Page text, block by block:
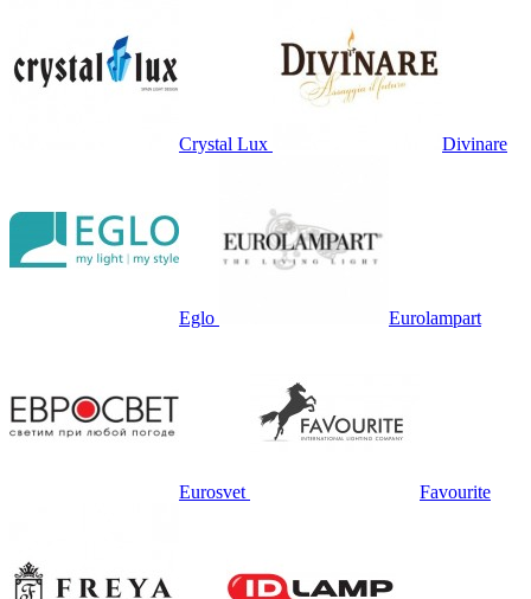
Crystal Lux Divinare
Eglo Eurolampart
Eurosvet Favourite